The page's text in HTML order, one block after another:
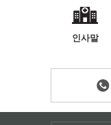
인사말